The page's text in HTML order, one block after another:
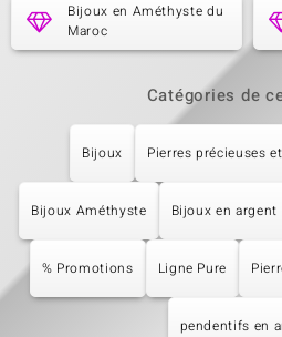
Bijoux en Améthyste du
Maroc
Catégories de
Bijoux Pierres précieuses
Bijoux Améthyste Bijoux en argent
% Promotions Ligne Pure
pendentifs en